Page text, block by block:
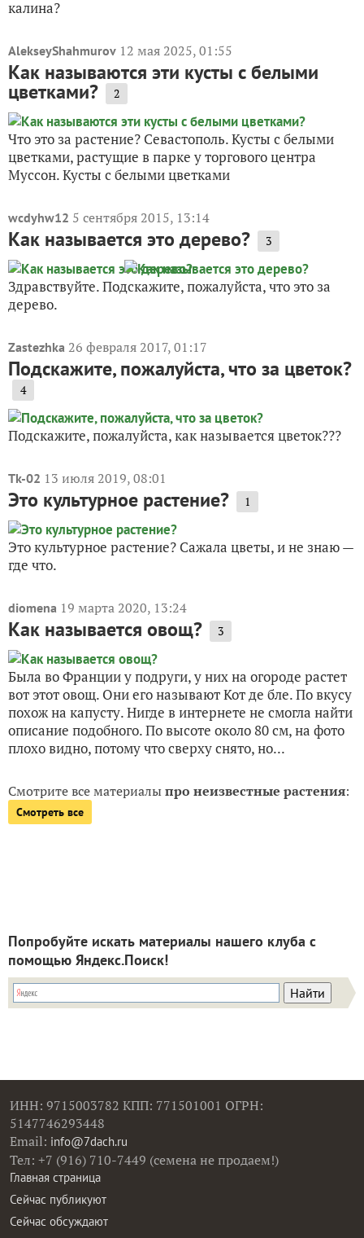
калина?
AlekseyShahmurov 12 мая 2025, 01:55
Как называются эти кусты с белыми
цветками? 2
Что это за растение? Севастополь. Кусты с белыми
цветками, растущие в парке у торгового центра
Муссон. Кусты с белыми цветками
wcdyhw12 5 сентября 2015, 13:14
Как называется это дерево? 3
Здравствуйте. Подскажите, пожалуйста, что это за
дерево.
Zastezhka 26 февраля 2017, 01:17
Подскажите, пожалуйста, что за цветок?
4
Подскажите, пожалуйста, как называется цветок???
Tk-02 13 июля 2019, 08:01
Это культурное растение? 1
Это культурное растение? Сажала цветы, и не знаю —
где что.
diomena 19 марта 2020, 13:24
Как называется овощ? 3
Была во Франции у подруги, у них на огороде растет
вот этот овощ. Они его называют Кот де бле. По вкусу
похож на капусту. Нигде в интернете не смогла найти
описание подобного. По высоте около 80 см, на фото
плохо видно, потому что сверху снято, но...
Смотрите все материалыпро неизвестные растения:
Смотреть все
Попробуйте искать материалы нашего клуба с
помощью Яндекс.Поиск!
ИНН: 9715003782 КПП: 771501001 ОГРН:
5147746293448
Email: info@7dach.ru
Тел: +7 (916) 710-7449 (семена не продаем!)
Главная страница
Сейчас публикуют
Сейчас обсуждают